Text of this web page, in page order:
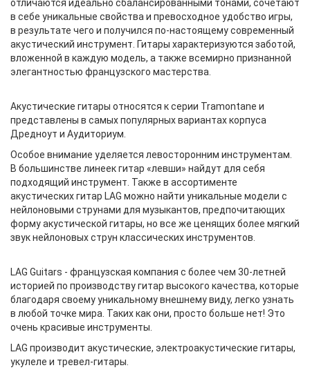
отличаются идеально сбалансированными тонами, сочетают
в себе уникальные свойства и превосходное удобство игры,
в результате чего и получился по-настоящему современный
акустический инструмент. Гитары характеризуются заботой,
вложенной в каждую модель, а также всемирно признанной
элегантностью французского мастерства.
Акустические гитары относятся к серии Tramontane и
представлены в самых популярных вариантах корпуса
Дредноут и Аудиториум.
Особое внимание уделяется левосторонним инструментам.
В большинстве линеек гитар «левши» найдут для себя
подходящий инструмент. Также в ассортименте
акустических гитар LAG можно найти уникальные модели с
нейлоновыми струнами для музыкантов, предпочитающих
форму акустической гитары, но все же ценящих более мягкий
звук нейлоновых струн классических инструментов.
LAG Guitars - французская компания с более чем 30-летней
историей по производству гитар высокого качества, которые
благодаря своему уникальному внешнему виду, легко узнать
в любой точке мира. Таких как они, просто больше нет! Это
очень красивые инструменты.
LAG производит акустические, электроакустические гитары,
укулеле и тревел-гитары.